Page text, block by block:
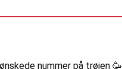
nummer på trøjen 🥳